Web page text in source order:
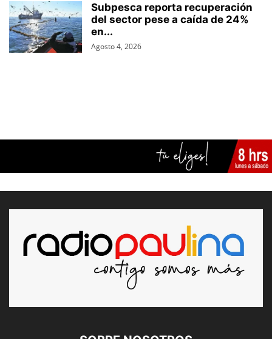
Subpesca reporta recuperación
del sector pese a caída de 24%
en...
Agosto 4, 2026